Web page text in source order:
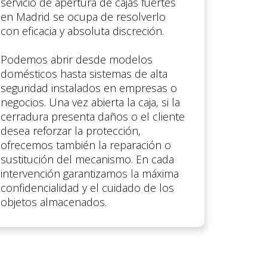
en Madrid se ocupa de resolverlo
con eficacia y absoluta discreción.
Podemos abrir desde modelos
domésticos hasta sistemas de alta
seguridad instalados en empresas o
negocios. Una vez abierta la caja, si la
cerradura presenta daños o el cliente
desea reforzar la protección,
ofrecemos también la reparación o
sustitución del mecanismo. En cada
intervención garantizamos la máxima
confidencialidad y el cuidado de los
objetos almacenados.